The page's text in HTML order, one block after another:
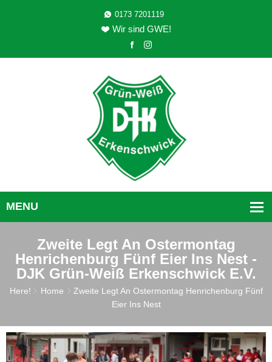
0173 7201119
Wir sind GWE!
Zweite Legt An Ostermontag
Henrichenburg Fünf Eier Ins Nest -
DJK Grün-Weiß Erkenschwick E.V.
Here! Home
Zweite Legt An Ostermontag Henrichenburg Fünf
Eier Ins Nest